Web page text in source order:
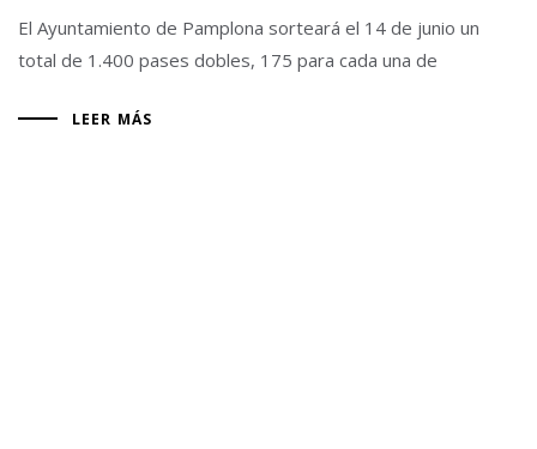
El Ayuntamiento de Pamplona sorteará el 14 de junio un
total de 1.400 pases dobles, 175 para cada una de
LEER MÁS